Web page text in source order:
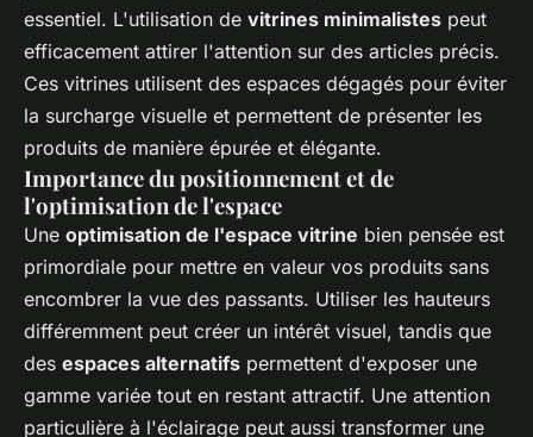
essentiel. L'utilisation de vitrines minimalistes peut
efficacement attirer l'attention sur des articles précis.
Ces vitrines utilisent des espaces dégagés pour éviter
la surcharge visuelle et permettent de présenter les
produits de manière épurée et élégante.
Importance du positionnement et de
l'optimisation de l'espace
Une optimisation de l'espace vitrine bien pensée est
primordiale pour mettre en valeur vos produits sans
encombrer la vue des passants. Utiliser les hauteurs
différemment peut créer un intérêt visuel, tandis que
des espaces alternatifs permettent d'exposer une
gamme variée tout en restant attractif. Une attention
particulière à l'éclairage peut aussi transformer une